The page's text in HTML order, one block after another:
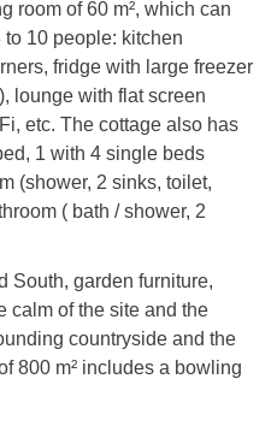
room of 60 m², which can
10 people: kitchen
fridge with large freezer
lounge with flat screen
etc. The cottage also has
1 with 4 single beds
(shower, 2 sinks, toilet,
( bath / shower, 2
South, garden furniture,
calm of the site and the
countryside and the
800 m² includes a bowling